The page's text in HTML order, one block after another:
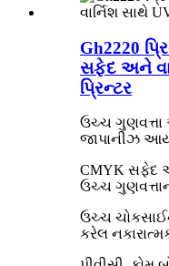
Gh2220
સફેદ અને
પ્રિન્ટર
ઉચ્ચ ગુણવત્તા
જાપાનીઝ
CMYK સફેદ
ઉચ્ચ
ઉચ્ચ
કરેલ